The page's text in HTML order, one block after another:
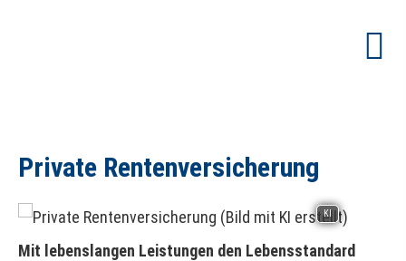
Private Rentenversicherung
KI
Mit lebenslangen Leistungen den Lebensstandard